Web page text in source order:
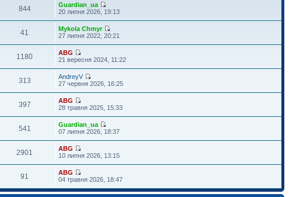
844
Guardian_ua
20 липня 2026, 19:13
41
Mykola Chmyr
27 липня 2022, 20:21
1180
ABG
21 вересня 2024, 11:22
313
AndreyV
27 червня 2026, 16:25
397
ABG
28 травня 2025, 15:33
541
Guardian_ua
07 липня 2026, 18:37
2901
ABG
10 липня 2026, 13:15
91
ABG
04 травня 2026, 18:47